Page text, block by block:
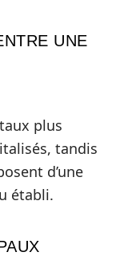
UNE
plus
tandis
d’une
établi.